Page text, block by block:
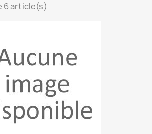
6 article(s)